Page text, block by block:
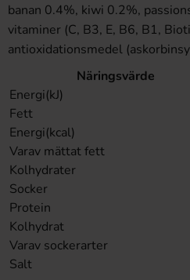
banan 0.4%, kiwi 0.2%,
vitaminer (C, B3, E, B6, B1,
antioxidationsmedel
Näringsvärde
Energi(kJ)
Fett
Energi(kcal)
Varav mättat fett
Kolhydrater
Socker
Protein
Kolhydrat
Varav sockerarter
Salt